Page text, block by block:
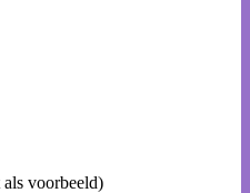
voorbeeld)